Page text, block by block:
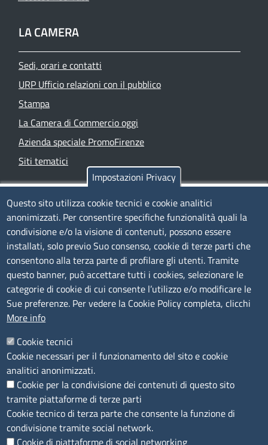
LA CAMERA
Sedi, orari e contatti
URP Ufficio relazioni con il pubblico
Stampa
La Camera di Commercio oggi
Azienda speciale PromoFirenze
Siti tematici
TRASPARENZA
Albo Online
Amministrazione trasparente
Bandi e concorsi
Segnalazioni Whistleblowing
Accessibilità
IBAN e pagamenti informatici
Informative privacy e cookie
Verifiche PA
Attuazione misure PNRR
Modulistica
SEGUICI SU
Impostazioni Privacy
Questo sito utilizza cookie tecnici e cookie analitici
anonimizzati. Per consentire specifiche funzionalità quali la
condivisione e/o la visione di contenuti, possono essere
installati, solo previo Suo consenso, cookie di terze parti che
consentono alla terza parte di profilare gli utenti. Tramite
questo banner, può accettare tutti i cookies, selezionare le
categorie di cookie di cui consente l’utilizzo e/o modificare le
Sue preferenze. Per vedere la Cookie Policy completa, clicchi
More info
Cookie tecnici
Cookie necessari per il funzionamento del sito e cookie
analitici anonimizzati.
Cookie per la condivisione dei contenuti di questo sito
tramite piattaforme di terze parti
Cookie tecnico di terza parte che consente la funzione di
condivisione tramite social network.
Cookie di piattaforme di social networking